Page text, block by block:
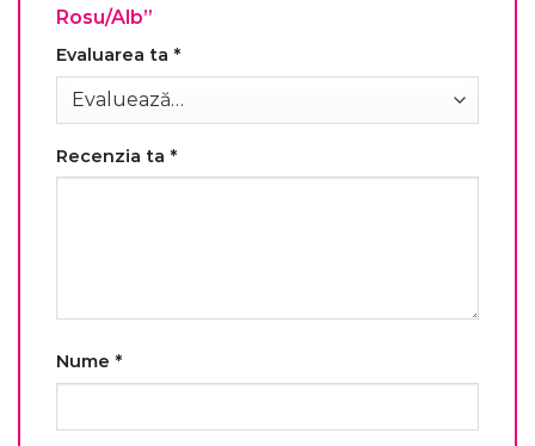
Rosu/Alb”
Evaluarea ta *
Recenzia ta *
Nume *